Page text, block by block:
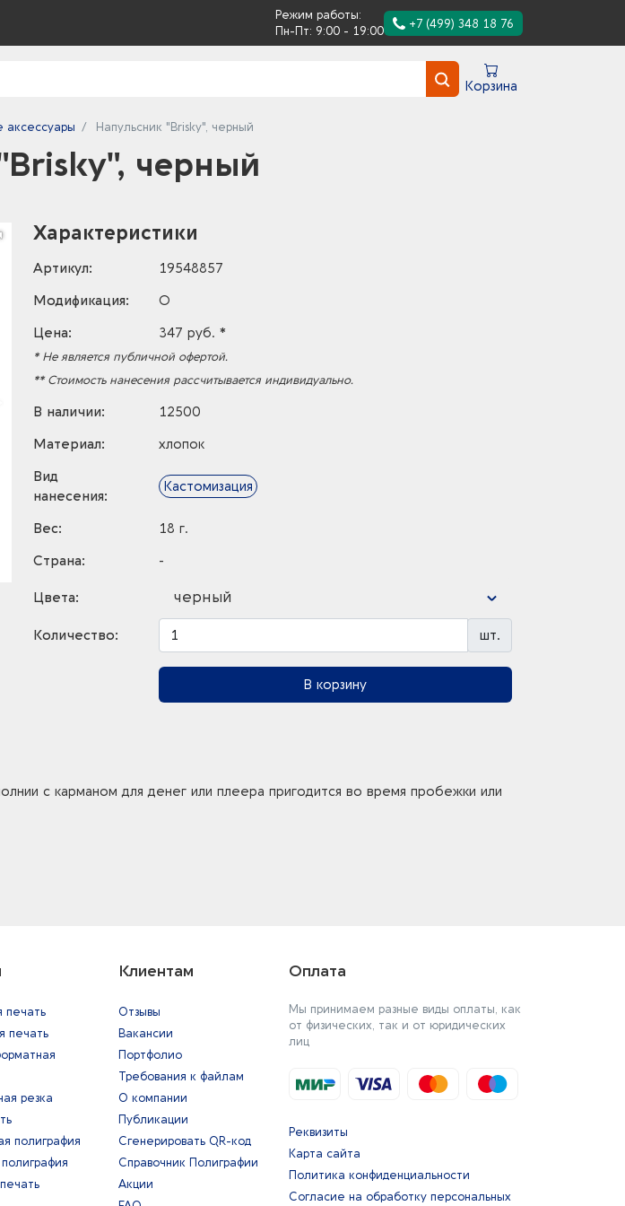
Режим работы:
Пн-Пт: 9:00 - 19:00
+7 (499) 348 18 76
Корзина
аксессуары Напульсник "Brisky", черный
черный
Характеристики
Артикул:
19548857
Модификация:
O
Цена:
347 руб. *
* Не является публичной офертой.
** Стоимость нанесения рассчитывается индивидуально.
В наличии:
12500
Материал:
хлопок
Вид
нанесения:
Кастомизация
Вес:
18 г.
Страна:
-
Цвета: черный
Количество: шт.
В корзину
с карманом для денег или плеера пригодится во время пробежки или
печать
печать
резка
полиграфия
Клиентам
Отзывы
Вакансии
Портфолио
Требования к файлам
О компании
Публикации
Сгенерировать QR-код
Справочник Полиграфии
Акции
Оплата
Мы принимаем разные виды оплаты, как
от физических, так и от юридических
лиц
Реквизиты
Карта сайта
Политика конфиденциальности
Согласие на обработку персональных